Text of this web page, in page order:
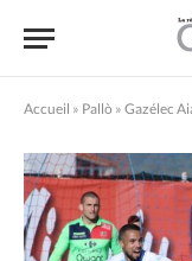
Accueil » Pallò » Gazélec